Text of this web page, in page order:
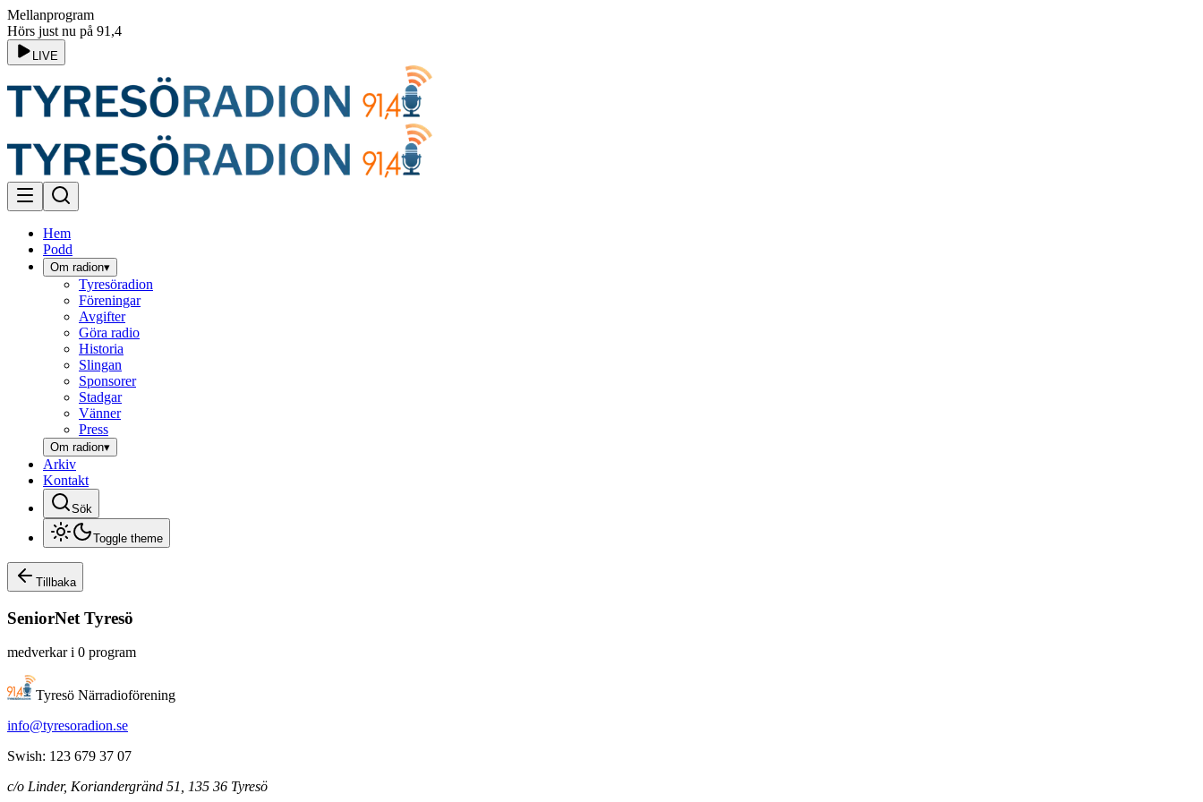
Mellanprogram
Hörs just nu på 91,4
LIVE
Hem
Podd
Om radion▾
Tyresöradion
Föreningar
Avgifter
Göra radio
Historia
Slingan
Sponsorer
Stadgar
Vänner
Press
Om radion▾
Arkiv
Kontakt
Sök
Toggle theme
Tillbaka
SeniorNet Tyresö
medverkar i 0 program
Tyresö Närradioförening
info@tyresoradion.se
Swish: 123 679 37 07
c/o Linder, Koriandergränd 51, 135 36 Tyresö